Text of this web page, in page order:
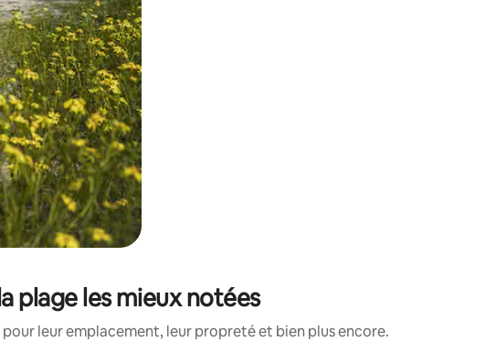
plage les mieux notées
leur emplacement, leur propreté et bien plus encore.